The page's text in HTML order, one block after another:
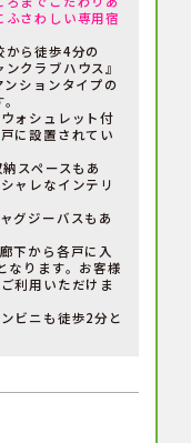
ふさわしい専用宿
から徒歩4分の
ンクラブハウス』
ンションタイプの
ォシュレット付
に設置されてい
スペースもあ
ャレなインテリ
グジーバスもあ
下から各戸に入
なります。お客様
利用いただけま
ビニも徒歩2分と